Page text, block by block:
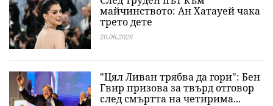
майчинството: Ан Хатауей чака
трето дете
20.06.2026
"Цял Ливан трябва да гори": Бен
Гвир призова за твърд отговор
след смъртта на четирима...